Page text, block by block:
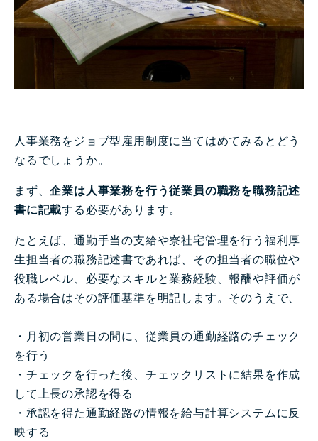
人事業務をジョブ型雇用制度に当てはめてみるとどう
なるでしょうか。
まず、企業は人事業務を行う従業員の職務を職務記述
書に記載する必要があります。
たとえば、通勤手当の支給や寮社宅管理を行う福利厚
生担当者の職務記述書であれば、その担当者の職位や
役職レベル、必要なスキルと業務経験、報酬や評価が
ある場合はその評価基準を明記します。そのうえで、
・月初の営業日の間に、従業員の通勤経路のチェック
を行う
・チェックを行った後、チェックリストに結果を作成
して上長の承認を得る
・承認を得た通勤経路の情報を給与計算システムに反
映する